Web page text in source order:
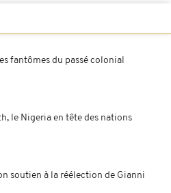
fantômes du passé colonial
le Nigeria en tête des nations
soutien à la réélection de Gianni